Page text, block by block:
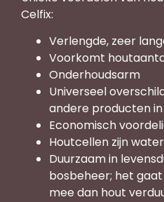
Celfix:
Verlengde, zeer
Voorkomt
Onderhoudsarm
Universeel
andere producten
Economisch
Houtcellen zijn
Duurzaam in
bosbeheer; het
mee dan hout